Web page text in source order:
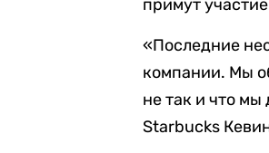
примут
«Последние
компании. Мы
не так и что
Starbucks